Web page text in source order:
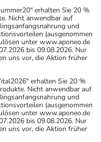
erhalten Sie 20 %
Nicht anwendbar auf
und
(ausgenommen
unter www.aponeo.de
bis 09.08.2026. Nur
uns vor, die Aktion früher
erhalten Sie 20 %
Nicht anwendbar auf
und
(ausgenommen
unter www.aponeo.de
bis 09.08.2026. Nur
uns vor, die Aktion früher